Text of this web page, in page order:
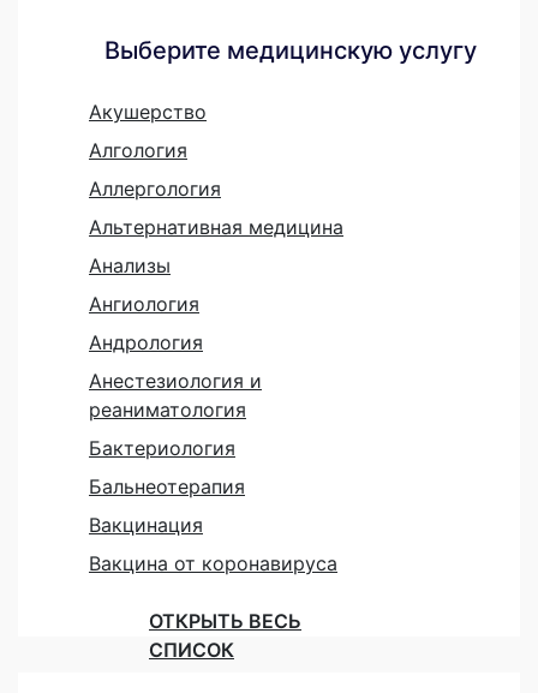
Выберите медицинскую услугу
Акушерство
Алгология
Аллергология
Альтернативная медицина
Анализы
Ангиология
Андрология
Анестезиология и
реаниматология
Бактериология
Бальнеотерапия
Вакцинация
Вакцина от коронавируса
ОТКРЫТЬ ВЕСЬ
СПИСОК